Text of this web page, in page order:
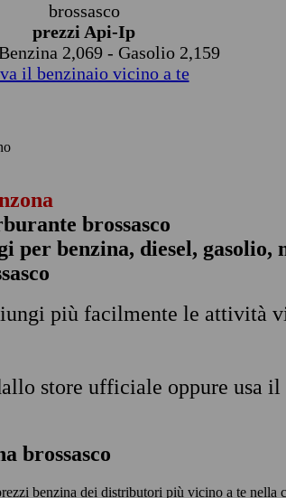
brossasco
prezzi Api-Ip
2,069 - Gasolio 2,159
il benzinaio vicino a te
brossasco
per benzina, diesel, gasolio,
più facilmente le attività
store ufficiale oppure usa il
brossasco
benzina dei distributori più vicino a te nella